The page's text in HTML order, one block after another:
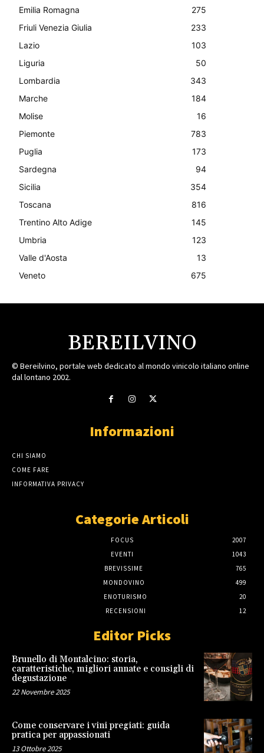
Emilia Romagna
275
Friuli Venezia Giulia
233
Lazio
103
Liguria
50
Lombardia
343
Marche
184
Molise
16
Piemonte
783
Puglia
173
Sardegna
94
Sicilia
354
Toscana
816
Trentino Alto Adige
145
Umbria
123
Valle d'Aosta
13
Veneto
675
BEREILVINO
© Bereilvino, portale web dedicato al mondo vinicolo italiano online
dal lontano 2002.
Informazioni
CHI SIAMO
COME FARE
INFORMATIVA PRIVACY
Categorie Articoli
FOCUS
2007
EVENTI
1043
BREVISSIME
765
MONDOVINO
499
ENOTURISMO
20
RECENSIONI
12
Editor Picks
Brunello di Montalcino: storia,
caratteristiche, migliori annate e consigli di
degustazione
22 Novembre 2025
Come conservare i vini pregiati: guida
pratica per appassionati
13 Ottobre 2025